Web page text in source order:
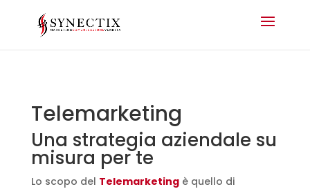
Telemarketing
Una strategia aziendale su
misura per te
Lo scopo del Telemarketingè quello di